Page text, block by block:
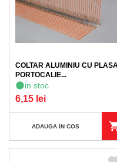
COLTAR ALUMINIU CU PLASA
PORTOCALIE...
in stoc
6,15 lei
ADAUGA IN COS